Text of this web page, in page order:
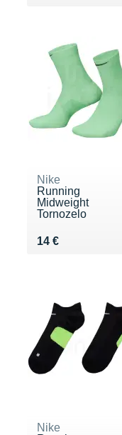
Nike
Running
Midweight
Tornozelo
14 €
Vendu 14 €
Nike